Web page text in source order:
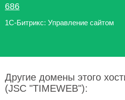
686
1С-Битрикс: Управление сайтом
Другие домены этого
(JSC "TIMEWEB"):